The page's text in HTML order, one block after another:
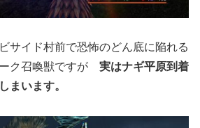
サイド村前で恐怖のどん底に陥れる
ク召喚獣ですが 実はナギ平原到着
まいます。